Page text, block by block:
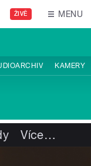
ŽIVĚ MENU
KAMERY
Více…